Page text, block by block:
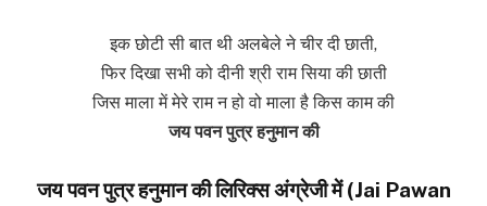
इक छोटी सी बात थी अलबेले ने चीर दी छाती,
फिर दिखा सभी को दीनी श्री राम सिया की छाती
जिस माला में मेरे राम न हो वो माला है किस काम की
जय पवन पुत्र हनुमान की
जय पवन पुत्र हनुमान की लिरिक्स अंग्रेजी में (Jai Pawan